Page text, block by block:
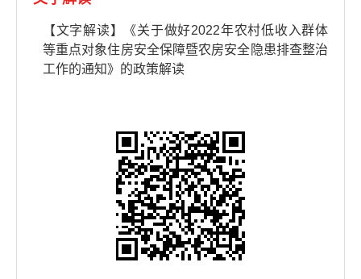
【文字解读】《关于做好2022年农村低收入群体
等重点对象住房安全保障暨农房安全隐患排查整治
工作的通知》的政策解读